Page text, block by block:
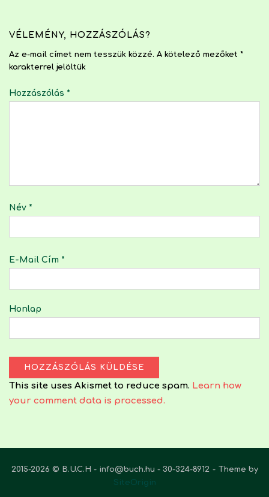
VÉLEMÉNY, HOZZÁSZÓLÁS?
Az e-mail címet nem tesszük közzé. A kötelező mezőket *
karakterrel jelöltük
Hozzászólás *
Név *
E-Mail Cím *
Honlap
This site uses Akismet to reduce spam. Learn how
your comment data is processed.
2015-2026 © B.U.C.H - info@buch.hu - 30-324-8912
Theme by
SiteOrigin